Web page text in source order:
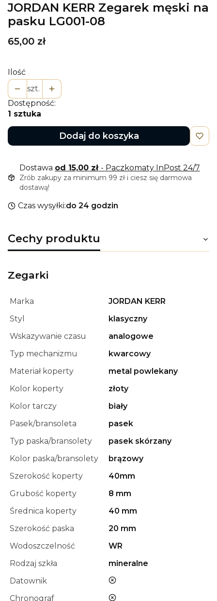
JORDAN KERR Zegarek męski na
pasku LG001-08
Cena
65,00 zł
Ilość
szt.
Dostępność:
1 sztuka
Dodaj do koszyka
Dostawa od 15,00 zł - Paczkomaty InPost 24/7
Zrób zakupy za minimum 99 zł i ciesz się darmowa
dostawą!
Czas wysyłki:do 24 godzin
Cechy produktu
Zegarki
Marka
JORDAN KERR
Styl
klasyczny
Wskazywanie czasu
analogowe
Typ mechanizmu
kwarcowy
Materiał koperty
metal powlekany
Kolor koperty
złoty
Kolor tarczy
biały
Pasek/bransoleta
pasek
Typ paska/bransolety
pasek skórzany
Kolor paska/bransolety
brązowy
Szerokość koperty
40mm
Grubość koperty
8 mm
Średnica koperty
40 mm
Szerokość paska
20 mm
Wodoszczelność
WR
Rodzaj szkła
mineralne
Datownik
nie
Chronograf
nie